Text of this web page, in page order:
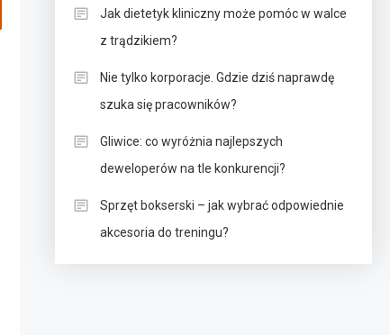
Jak dietetyk kliniczny może pomóc w walce
z trądzikiem?
Nie tylko korporacje. Gdzie dziś naprawdę
szuka się pracowników?
Gliwice: co wyróżnia najlepszych
deweloperów na tle konkurencji?
Sprzęt bokserski – jak wybrać odpowiednie
akcesoria do treningu?